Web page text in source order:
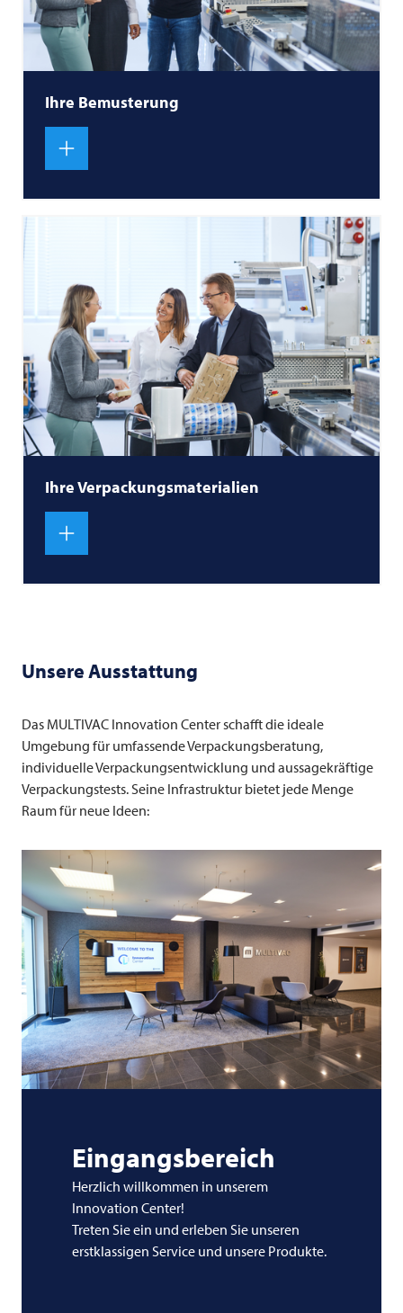
Ihre Bemusterung
Ihre Verpackungsmaterialien
Unsere Ausstattung
Das MULTIVAC Innovation Center schafft die ideale
Umgebung für umfassende Verpackungsberatung,
individuelle Verpackungsentwicklung und aussagekräftige
Verpackungstests. Seine Infrastruktur bietet jede Menge
Raum für neue Ideen:
Eingangsbereich
Herzlich willkommen in unserem
Innovation Center!
Treten Sie ein und erleben Sie unseren
erstklassigen Service und unsere Produkte.